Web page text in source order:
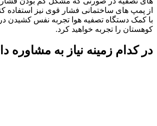
از پمپ های ساختمانی فشار قوی نیز استفاده
با کمک دستگاه تصفیه هوا تجربه نفس کشیدن
کوهستان را تجربه خواهید کرد.
در کدام زمینه نیاز به مشاوره